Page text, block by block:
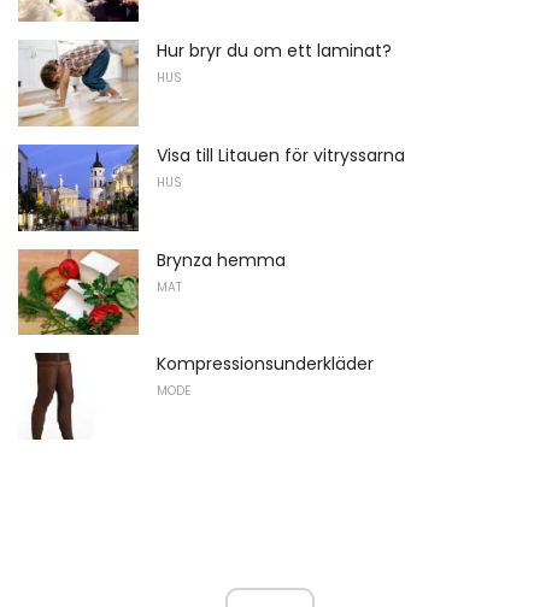
Hur bryr du om ett laminat?
HUS
Visa till Litauen för vitryssarna
HUS
Brynza hemma
MAT
Kompressionsunderkläder
MODE